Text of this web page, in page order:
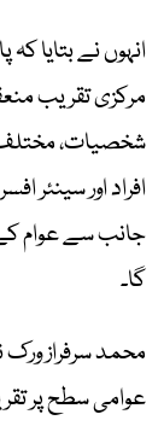
مرکزی تقریب
شخصیات، مختلف
افراد اور سینئر
جانب سے عوام
گا۔
محمد سرفراز
عوامی سطح پر